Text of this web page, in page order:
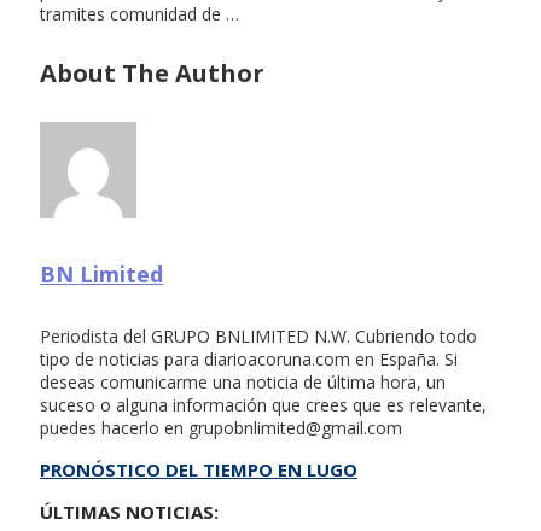
tramites comunidad de …
About The Author
BN Limited
Periodista del GRUPO BNLIMITED N.W. Cubriendo todo
tipo de noticias para diarioacoruna.com en España. Si
deseas comunicarme una noticia de última hora, un
suceso o alguna información que crees que es relevante,
puedes hacerlo en grupobnlimited@gmail.com
PRONÓSTICO DEL TIEMPO EN LUGO
ÚLTIMAS NOTICIAS: